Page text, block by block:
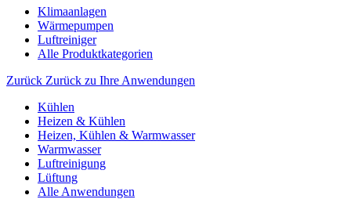
Klimaanlagen
Wärmepumpen
Luftreiniger
Alle Produktkategorien
Zurück Zurück zu Ihre Anwendungen
Kühlen
Heizen & Kühlen
Heizen, Kühlen & Warmwasser
Warmwasser
Luftreinigung
Lüftung
Alle Anwendungen